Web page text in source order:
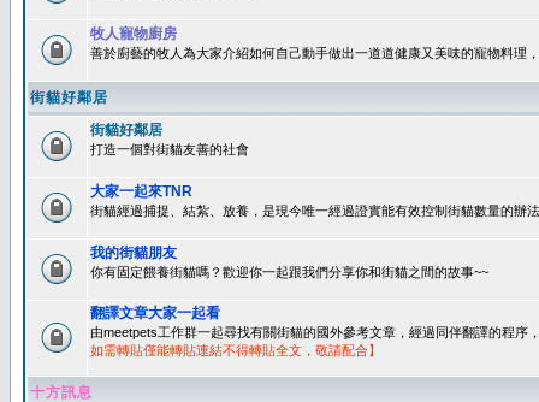
牧人寵物廚房
善於廚藝的牧人為大家介紹如何自己動手做出一道道健康又美味的寵物料理
街貓好鄰居
街貓好鄰居
打造一個對街貓友善的社會
大家一起來TNR
街貓經過捕捉、結紮、放養，是現今唯一經過證實能有效控制街貓數量的辦
我的街貓朋友
你有固定餵養街貓嗎？歡迎你一起跟我們分享你和街貓之間的故事~~
翻譯文章大家一起看
由meetpets工作群一起尋找有關街貓的國外參考文章，經過同伴翻譯的程序
如需轉貼僅能轉貼連結不得轉貼全文，敬請配合】
十方訊息